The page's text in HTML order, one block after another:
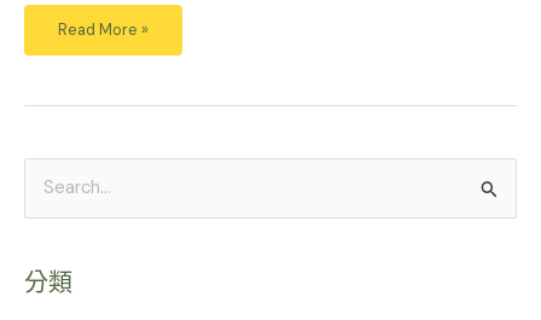
Read More »
鍵
分類